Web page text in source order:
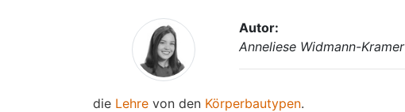
Autor:
Anneliese Widmann-Kramer
die Lehre von den Körperbautypen.